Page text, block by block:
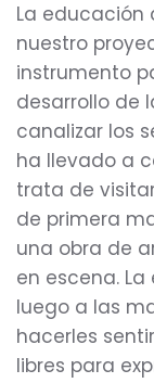
La educación
nuestro
instrumento
desarrollo de
canalizar los
ha llevado a
trata de
de primera
una obra de
en escena.
luego a las
hacerles
libres para